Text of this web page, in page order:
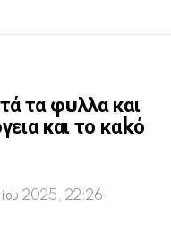
τα φuλλα και
και το καkό
2025, 22:26